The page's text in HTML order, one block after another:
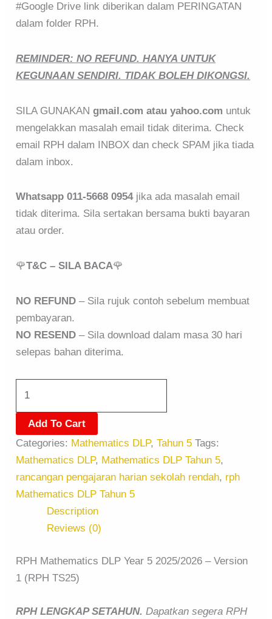
#Google Drive link diberikan dalam PERINGATAN
dalam folder RPH.
REMINDER: NO REFUND. HANYA UNTUK
KEGUNAAN SENDIRI. TIDAK BOLEH DIKONGSI.
SILA GUNAKAN gmail.com atau yahoo.com untuk
mengelakkan masalah email tidak diterima. Check
email RPH dalam INBOX dan check SPAM jika tiada
dalam inbox.
Whatsapp 011-5668 0954jika ada masalah email
tidak diterima. Sila sertakan bersama bukti bayaran
atau order.
🌹T&C – SILA BACA🌹
NO REFUND – Sila rujuk contoh sebelum membuat
pembayaran.
NO RESEND – Sila download dalam masa 30 hari
selepas bahan diterima.
Add To Cart
Categories: Mathematics DLP,Tahun 5 Tags:
Mathematics DLP, Mathematics DLP Tahun 5,
rancangan pengajaran harian sekolah rendah, rph
Mathematics DLP Tahun 5
Description
Reviews (0)
RPH Mathematics DLP Year 5 2025/2026 – Version
1 (RPH TS25)
RPH LENGKAP SETAHUN. Dapatkan segera RPH